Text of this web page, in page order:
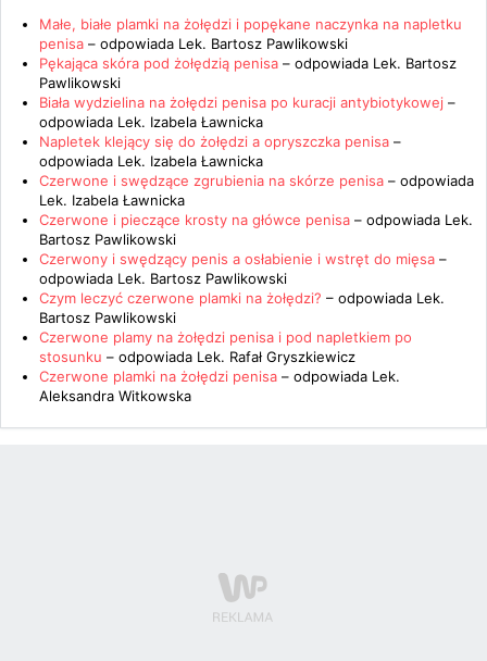
Małe, białe plamki na żołędzi i popękane naczynka na napletku
penisa – odpowiada Lek. Bartosz Pawlikowski
Pękająca skóra pod żołędzią penisa – odpowiada Lek. Bartosz
Pawlikowski
Biała wydzielina na żołędzi penisa po kuracji antybiotykowej –
odpowiada Lek. Izabela Ławnicka
Napletek klejący się do żołędzi a opryszczka penisa –
odpowiada Lek. Izabela Ławnicka
Czerwone i swędzące zgrubienia na skórze penisa – odpowiada
Lek. Izabela Ławnicka
Czerwone i pieczące krosty na główce penisa – odpowiada Lek.
Bartosz Pawlikowski
Czerwony i swędzący penis a osłabienie i wstręt do mięsa –
odpowiada Lek. Bartosz Pawlikowski
Czym leczyć czerwone plamki na żołędzi? – odpowiada Lek.
Bartosz Pawlikowski
Czerwone plamy na żołędzi penisa i pod napletkiem po
stosunku – odpowiada Lek. Rafał Gryszkiewicz
Czerwone plamki na żołędzi penisa – odpowiada Lek.
Aleksandra Witkowska